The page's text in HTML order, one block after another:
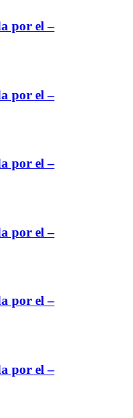
por el –
por el –
por el –
por el –
por el –
por el –